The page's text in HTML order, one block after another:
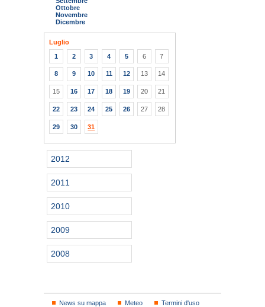
Ottobre
Novembre
Dicembre
Luglio
1
2 3 4 5 6 7
8 9 10 11 12 13 14
15 16 17 18 19 20 21
22 23 24 25 26 27 28
29 30 31
2012
2011
2010
2009
2008
News su mappa Meteo Termini d'uso